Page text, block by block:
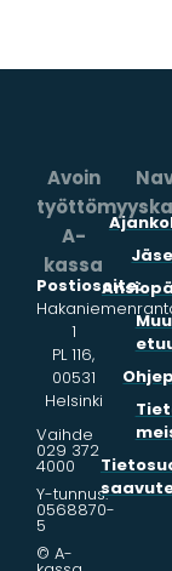
Avoin
A-
kassa
Postiosoite:
1
PL 116,
00531
Helsinki
Vaihde
029 372
4000
Y-tunnus:
0568870-
5
© A-